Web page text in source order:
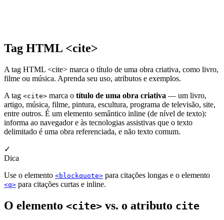
Tag HTML <cite>
A tag HTML <cite> marca o título de uma obra criativa, como livro,
filme ou música. Aprenda seu uso, atributos e exemplos.
A tag <cite> marca o título de uma obra criativa — um livro,
artigo, música, filme, pintura, escultura, programa de televisão, site,
entre outros. É um elemento semântico inline (de nível de texto):
informa ao navegador e às tecnologias assistivas que o texto
delimitado é uma obra referenciada, e não texto comum.
✓
Dica
Use o elemento <blockquote> para citações longas e o elemento
<q> para citações curtas e inline.
O elemento <cite> vs. o atributo cite